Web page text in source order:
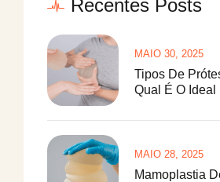
Recentes Posts
Tipos De
Qual É O Ideal
MAIO 30, 2025
Mamoplastia
MAIO 28, 2025